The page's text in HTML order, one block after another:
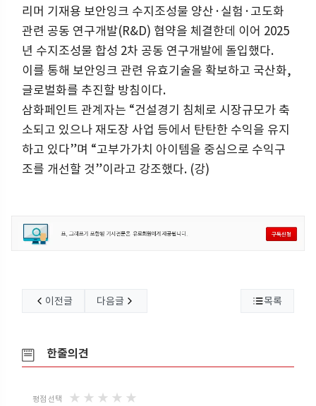
리머 기재용 보안잉크 수지조성물 양산·실험·고도화
관련 공동 연구개발(R&D) 협약을 체결한데 이어 2025
년 수지조성물 합성 2차 공동 연구개발에 돌입했다.
이를 통해 보안잉크 관련 유효기술을 확보하고 국산화,
글로벌화를 추진할 방침이다.
삼화페인트 관계자는 “건설경기 침체로 시장규모가 축
소되고 있으나 재도장 사업 등에서 탄탄한 수익을 유지
하고 있다”며 “고부가가치 아이템을 중심으로 수익구
조를 개선할 것”이라고 강조했다. (강)
이전글 다음글 목록
한줄의견
평점 선택 ★ ★ ★ ★ ★